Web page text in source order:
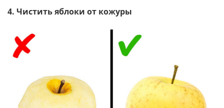
4. Чистить яблоки от кожуры